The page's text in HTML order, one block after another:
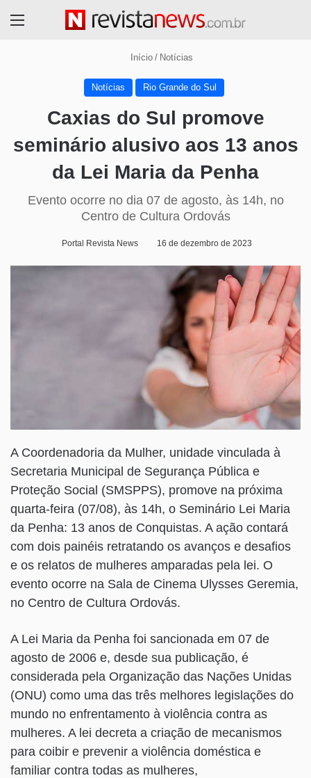
Início / Notícias
Notícias Rio Grande do Sul
Caxias do Sul promove
seminário alusivo aos 13 anos
da Lei Maria da Penha
Evento ocorre no dia 07 de agosto, às 14h, no
Centro de Cultura Ordovás
Portal Revista News 16 de dezembro de 2023
A Coordenadoria da Mulher, unidade vinculada à
Secretaria Municipal de Segurança Pública e
Proteção Social (SMSPPS), promove na próxima
quarta-feira (07/08), às 14h, o Seminário Lei Maria
da Penha: 13 anos de Conquistas. A ação contará
com dois painéis retratando os avanços e desafios
e os relatos de mulheres amparadas pela lei. O
evento ocorre na Sala de Cinema Ulysses Geremia,
no Centro de Cultura Ordovás.
A Lei Maria da Penha foi sancionada em 07 de
agosto de 2006 e, desde sua publicação, é
considerada pela Organização das Nações Unidas
(ONU) como uma das três melhores legislações do
mundo no enfrentamento à violência contra as
mulheres. A lei decreta a criação de mecanismos
para coibir e prevenir a violência doméstica e
familiar contra todas as mulheres,